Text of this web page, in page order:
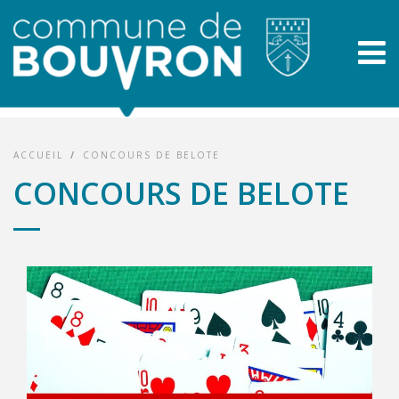
ACCUEIL / CONCOURS DE BELOTE
CONCOURS DE BELOTE